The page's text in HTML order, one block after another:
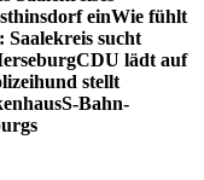
einWie fühlt
Saalekreis sucht
CDU lädt auf
stellt
S-Bahn-